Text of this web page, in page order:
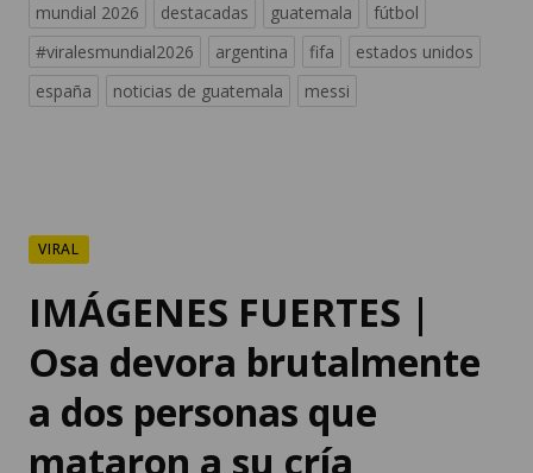
mundial 2026 destacadas guatemala
fútbol
#viralesmundial2026
argentina fifa
estados unidos
españa
noticias de guatemala messi
VIRAL
IMÁGENES FUERTES |
Osa devora brutalmente
a dos personas que
mataron a su cría